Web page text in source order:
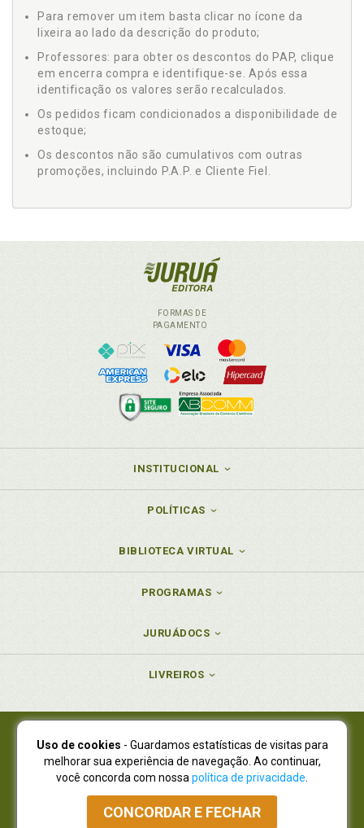
Para remover um item basta clicar no ícone da
lixeira ao lado da descrição do produto;
Professores: para obter os descontos do PAP, clique
em encerra compra e identifique-se. Após essa
identificação os valores serão recalculados.
Os pedidos ficam condicionados a disponibilidade de
estoque;
Os descontos não são cumulativos com outras
promoções, incluindo P.A.P. e Cliente Fiel.
FORMAS DE
PAGAMENTO
INSTITUCIONAL
POLÍTICAS
BIBLIOTECA VIRTUAL
PROGRAMAS
JURUÁDOCS
LIVREIROS
Juruá Editora Ltda., CNPJ 77.535.508/0001-19
Juruá Informática Ltda., CNPJ 01.701.561/0001-80
NOVO ENDEREÇO:R. Flávio Dallegrave, 7665, São Lourenço |
Curitiba - Paraná - CEP 82210-310
Atendimento: (41) 4009-3900|Vendas Atacado: (41) 4009-3939
Uso de cookies - Guardamos estatísticas de visitas para
melhorar sua experiência de navegação. Ao continuar,
você concorda com nossa política de privacidade
CONCORDAR E FECHAR